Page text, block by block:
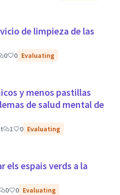
de limpieza de las
0 0 Evaluating
y menos pastillas
de salud mental de
1 0 Evaluating
els espais verds a la
0 0 Evaluating